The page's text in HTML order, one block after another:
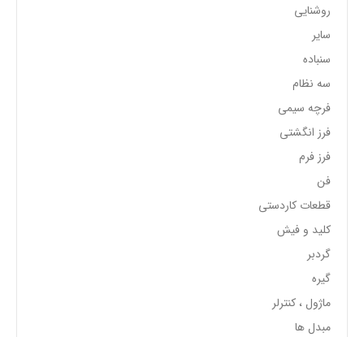
روشنایی
سایر
سنباده
سه نظام
فرچه سیمی
فرز انگشتی
فرز فرم
فن
قطعات کاردستی
کلید و فیش
گردبر
گیره
ماژول ، کنترلر
مبدل ها